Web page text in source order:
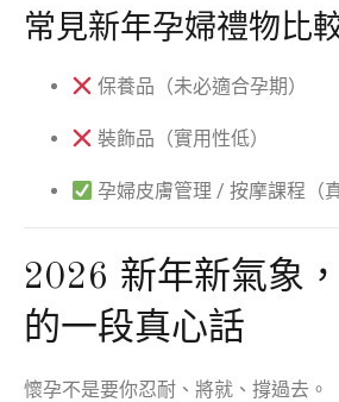
常見新年孕婦禮物比
保養品（未必適合孕期）
裝飾品（實用性低）
孕婦皮膚管理 / 按摩課程（
2026 新年新氣象
的一段真心話
懷孕不是要你忍耐、將就、撐過去。